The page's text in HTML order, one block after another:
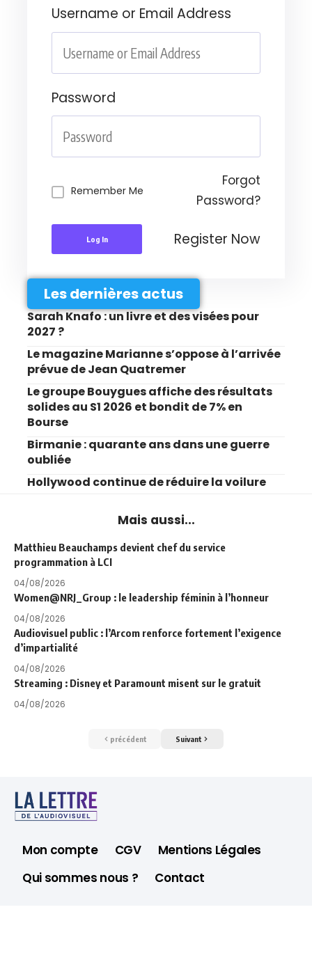
Username or Email Address
Password
Remember Me
Forgot
Password?
Log In Register Now
Les dernières actus
Sarah Knafo : un livre et des visées pour
2027 ?
Le magazine Marianne s’oppose à l’arrivée
prévue de Jean Quatremer
Le groupe Bouygues affiche des résultats
solides au S1 2026 et bondit de 7% en
Bourse
Birmanie : quarante ans dans une guerre
oubliée
Hollywood continue de réduire la voilure
Mais aussi...
Matthieu Beauchamps devient chef du service
programmation à LCI
04/08/2026
Women@NRJ_Group : le leadership féminin à l’honneur
04/08/2026
Audiovisuel public : l’Arcom renforce fortement l’exigence
d’impartialité
04/08/2026
Streaming : Disney et Paramount misent sur le gratuit
04/08/2026
précédent Suivant
Mon compte CGV
Mentions Légales
Qui sommes nous ?
Contact